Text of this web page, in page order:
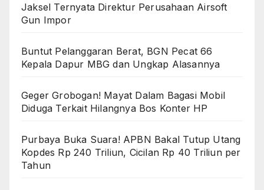
Jaksel Ternyata Direktur Perusahaan Airsoft
Gun Impor
Buntut Pelanggaran Berat, BGN Pecat 66
Kepala Dapur MBG dan Ungkap Alasannya
Geger Grobogan! Mayat Dalam Bagasi Mobil
Diduga Terkait Hilangnya Bos Konter HP
Purbaya Buka Suara! APBN Bakal Tutup Utang
Kopdes Rp 240 Triliun, Cicilan Rp 40 Triliun per
Tahun